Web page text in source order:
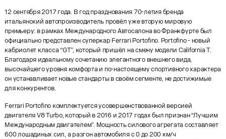
12 сентября 2017 года. В год празднования 70-летия бренда
итальянский автопроизводитель провёл уже вторую мировую
премьеру: в рамках Международного Автосалона во Франкфурте был
официально представлен суперкар Ferrari Portofino. Portofino - новый
кабриолет класса “GT”, который пришёл на смену модели California T.
Благодаря идеальному сочетанию элегантного внешнего вида,
высочайшего уровня комфорта и по-настоящему спортивного характера
он устанавливает новые стандарты в своём сегменте, не достижимые
для конкурентов.
Ferrari Portofino комплектуется усовершенствованной версией
двигателя V8 Turbo, который в 2016 и 2017 годах был признан “Лучшим
Международным двигателем”. Мощность силового агрегата составляет
600 лошадиных сил, а разгон автомобиля с 0 до 200 км/ч